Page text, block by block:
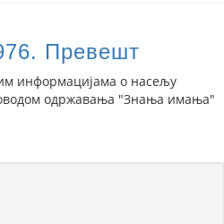
Превешт
информацијама о насељу
одржавања "Знања имања"